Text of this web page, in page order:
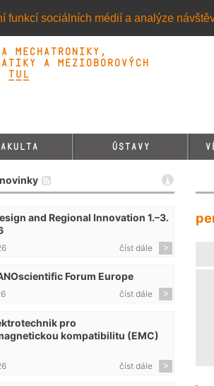
funkcí sociálních médií a analýze
mechatroniky,
a mezioborových
ÚSTAVY
and Regional Innovation 1.–3.
číst dále
Forum Europe
číst dále
pro
kompatibilitu (EMC)
číst dále